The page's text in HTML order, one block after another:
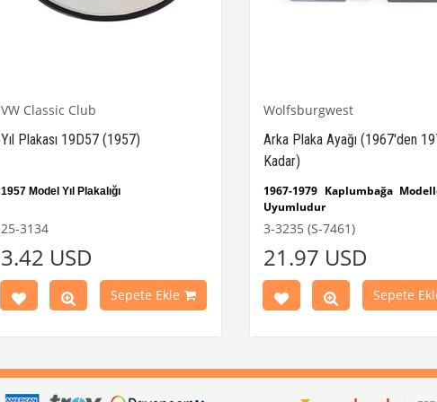
VW Classic Club
Yıl Plakası 19D57 (1957)
1957 Model Yıl Plakalığı
VWC Parça No:
25-3134
3.42 USD
Sepete Ekle
Wolfsburgwest
Arka Plaka Ayağı (1967'den
Kadar)
1967-1979 Kaplumbağa
Uyumludur
VWCC Parça No : 3-3235 OEM
: ZVW17C
3-3235 (S-7461)
21.97 USD
Sepete